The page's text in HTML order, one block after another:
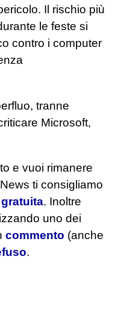
Il rischio più
le feste si
contro i computer
tranne
Microsoft,
e vuoi rimanere
ti consigliamo
. Inoltre
uno dei
commento (anche
.